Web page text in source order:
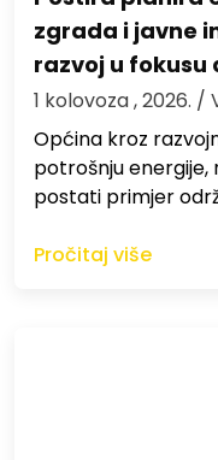
zgrada i javne
razvoj u fokusu
1 kolovoza , 2026. /
Općina kroz
potrošnju
postati primjer
Pročitaj više